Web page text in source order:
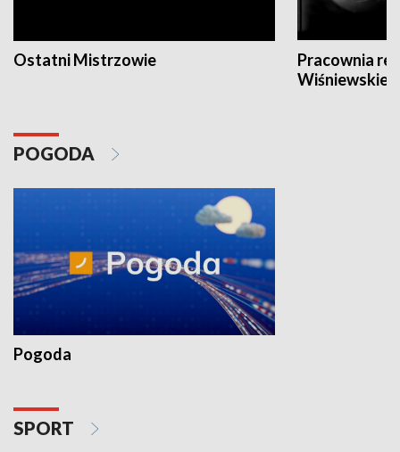
Ostatni Mistrzowie
Pracownia
POGODA
Pogoda
SPORT